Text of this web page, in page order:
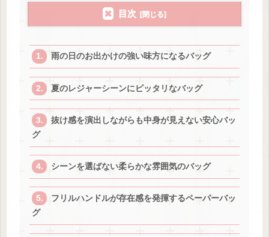
目次
雨の日のお出かけの強い味方になるバッグ
夏のレジャーシーンにピッタリなバッグ
抜け感を演出しながらも中身が見えない安心バッ
グ
シーンを選ばない柔らかな雰囲気のバッグ
フリルハンドルが存在感を発揮するペーパーバッ
グ